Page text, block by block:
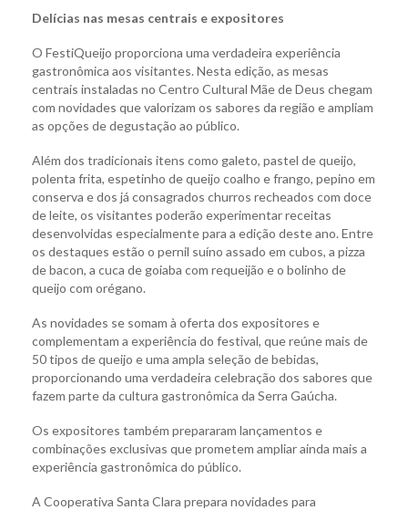
Delícias nas mesas centrais e expositores
O FestiQueijo proporciona uma verdadeira experiência
gastronômica aos visitantes. Nesta edição, as mesas
centrais instaladas no Centro Cultural Mãe de Deus chegam
com novidades que valorizam os sabores da região e ampliam
as opções de degustação ao público.
Além dos tradicionais itens como galeto, pastel de queijo,
polenta frita, espetinho de queijo coalho e frango, pepino em
conserva e dos já consagrados churros recheados com doce
de leite, os visitantes poderão experimentar receitas
desenvolvidas especialmente para a edição deste ano. Entre
os destaques estão o pernil suíno assado em cubos, a pizza
de bacon, a cuca de goiaba com requeijão e o bolinho de
queijo com orégano.
As novidades se somam à oferta dos expositores e
complementam a experiência do festival, que reúne mais de
50 tipos de queijo e uma ampla seleção de bebidas,
proporcionando uma verdadeira celebração dos sabores que
fazem parte da cultura gastronômica da Serra Gaúcha.
Os expositores também prepararam lançamentos e
combinações exclusivas que prometem ampliar ainda mais a
experiência gastronômica do público.
A Cooperativa Santa Clara prepara novidades para